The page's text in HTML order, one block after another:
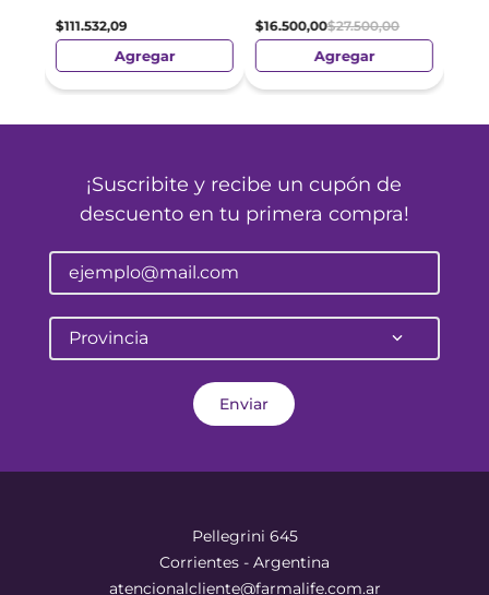
$111.532,09
Agregar
$16.500,00$27.500,00
Agregar
¡Suscribite y recibe un cupón de
descuento en tu primera compra!
Provincia
Enviar
Pellegrini 645
Corrientes - Argentina
atencionalcliente@farmalife.com.ar